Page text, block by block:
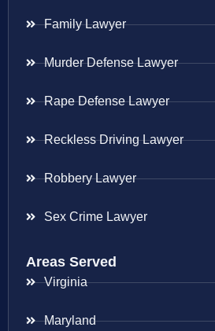
Family Lawyer
Murder Defense Lawyer
Rape Defense Lawyer
Reckless Driving Lawyer
Robbery Lawyer
Sex Crime Lawyer
Areas Served
Virginia
Maryland